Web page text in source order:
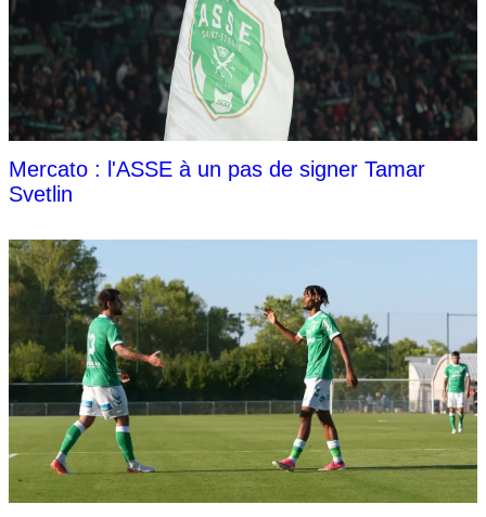
Mercato : l'ASSE à un pas de signer Tamar
Svetlin